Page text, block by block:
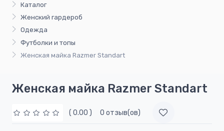
Каталог
Женский гардероб
Одежда
Футболки и топы
Женская майка Razmer Standart
Женская майка Razmer Standart
( 0.00 ) 0 отзыв(ов)